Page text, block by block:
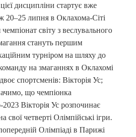
дисципліни стартує вже
20–25 липня в Оклахома-Сіті
світу з веслувального
стануть першим
турніром на шляху до
на змаганнях в Оклахомі
спортсменів: Вікторія Ус;
що чемпіонка
Вікторія Ус розпочинає
свої четверті Олімпійські ігри.
Олімпіаді в Парижі